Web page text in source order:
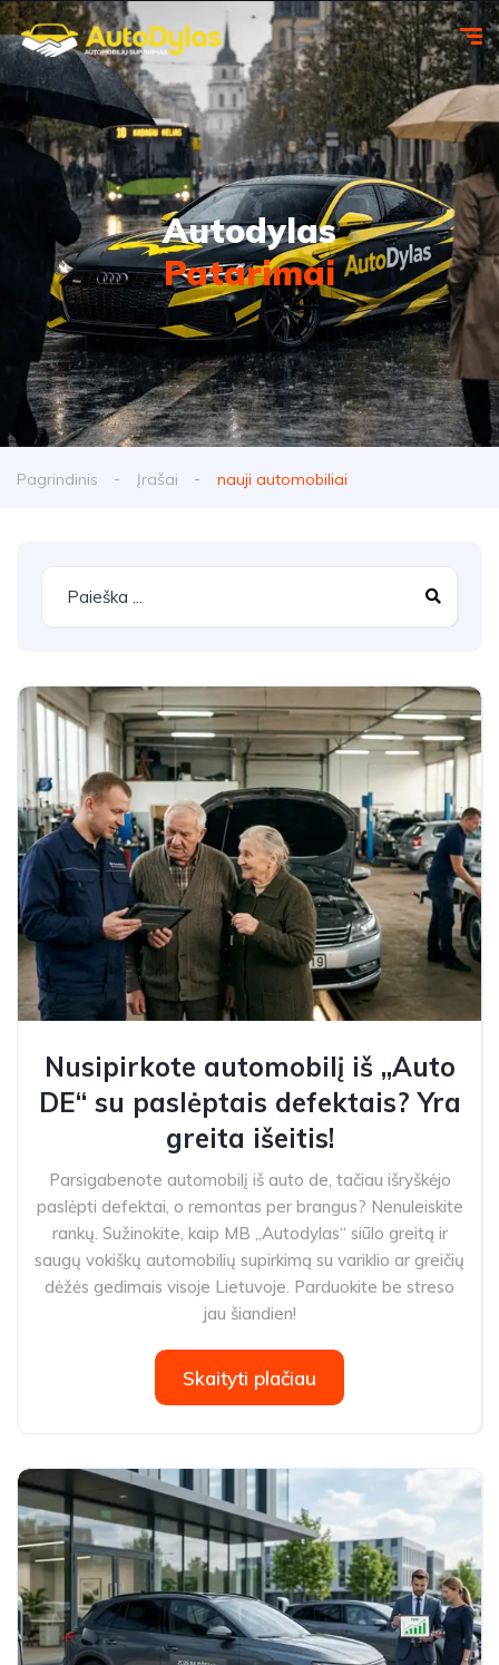
Autodylas
Patarimai
Pagrindinis Įrašai nauji automobiliai
Nusipirkote automobilį iš „Auto
DE“ su paslėptais defektais? Yra
greita išeitis!
Parsigabenote automobilį iš auto de, tačiau išryškėjo
paslėpti defektai, o remontas per brangus? Nenuleiskite
rankų. Sužinokite, kaip MB „Autodylas“ siūlo greitą ir
saugų vokiškų automobilių supirkimą su variklio ar greičių
dėžės gedimais visoje Lietuvoje. Parduokite be streso
jau šiandien!
Skaityti plačiau